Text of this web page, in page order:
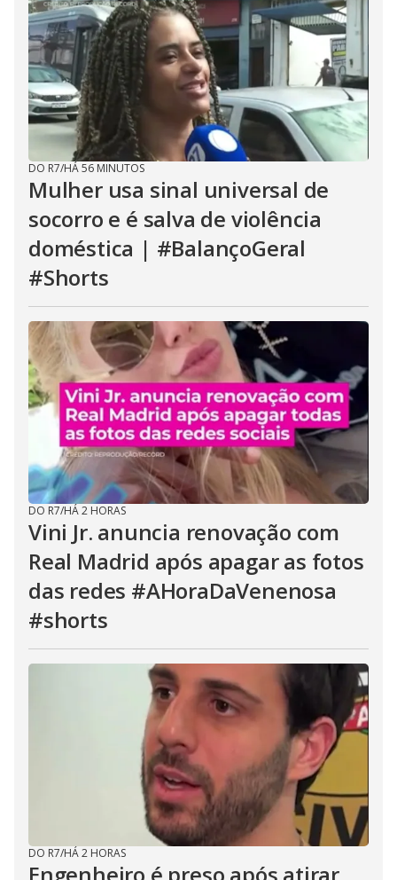
DO R7/HÁ 56 MINUTOS
Mulher usa sinal universal de
socorro e é salva de violência
doméstica | #BalançoGeral
#Shorts
DO R7/HÁ 2 HORAS
Vini Jr. anuncia renovação com
Real Madrid após apagar as fotos
das redes #AHoraDaVenenosa
#shorts
DO R7/HÁ 2 HORAS